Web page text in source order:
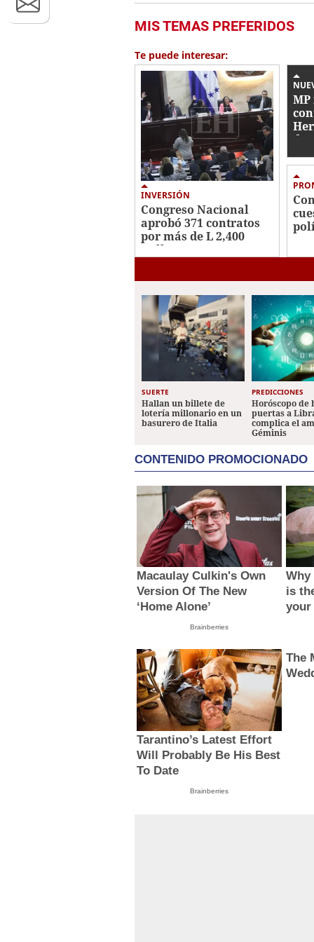
MIS TEMAS PREFERIDOS
Te puede interesar:
INVERSIÓN
Congreso Nacional
aprobó 371 contratos
por más de L 2,400
millones para
de
SUERTE
Hallan un billete de
lotería millonario en un
basurero de Italia
PREDICCIONES
Horóscopo de
puertas a
complica el
Géminis
CONTENIDO PROMOCIONADO
Macaulay Culkin's Own
Version Of The New
‘Home Alone’
Brainberries
is
your
Tarantino’s Latest Effort
Will Probably Be His Best
To Date
Brainberries
The